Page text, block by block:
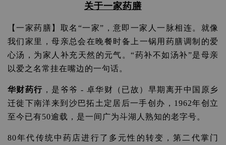
关于一家药膳
【一家药膳】取名“一家”，意即一家人一脉相连。就像
我们家里，母亲总会在晚餐时备上一锅用药膳调制的爱
心汤，为家人补充天然的元气。“药补不如汤补”是母亲
以爱之名常挂在嘴边的一句话。
华财药行 ，是爷爷 - 卓华财（已故）早期离开中国原乡
迁徙下南洋来到沙巴拓土定居后一手创办，1962年创立
至今已有50逾载，是一间广为斗湖人熟知的老字号。
80年代传统中药店进行了多元性的转变，第二代掌门